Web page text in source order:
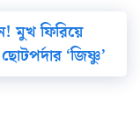
মুখ ফিরিয়ে
‘জিষ্ণু’